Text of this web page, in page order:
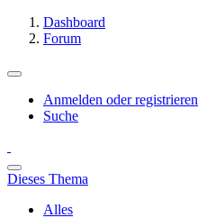
Dashboard
Forum
Anmelden oder registrieren
Suche
Dieses Thema
Alles